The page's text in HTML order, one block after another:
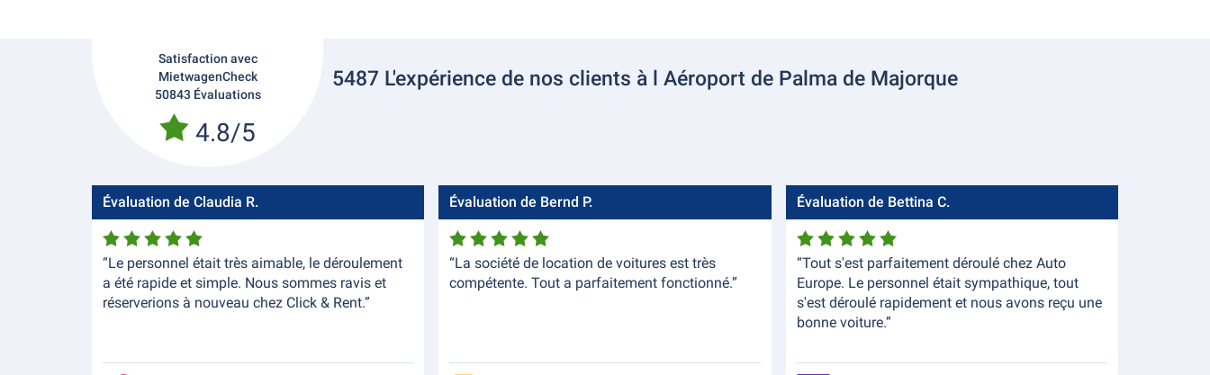
Satisfaction avec
MietwagenCheck
50843 Évaluations
4.8/5
5487 L'expérience de nos clients à l Aéroport de Palma de Majorque
Évaluation de Claudia R.
“Le personnel était très aimable, le déroulement
a été rapide et simple. Nous sommes ravis et
réserverions à nouveau chez Click & Rent.”
Évaluation de Bernd P.
“La société de location de voitures est très
compétente. Tout a parfaitement fonctionné.”
Évaluation de Bettina C.
“Tout s'est parfaitement déroulé chez Auto
Europe. Le personnel était sympathique, tout
s'est déroulé rapidement et nous avons reçu une
bonne voiture.”